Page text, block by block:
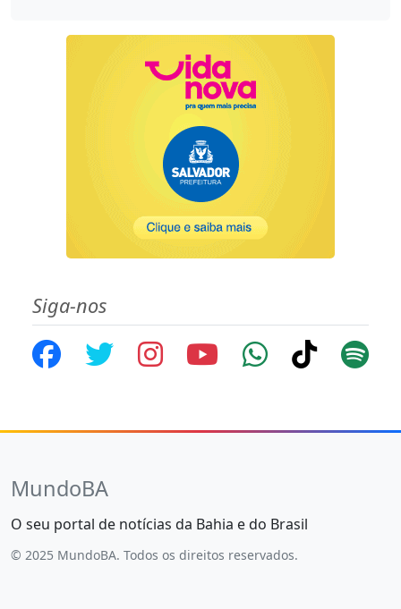
Siga-nos
MundoBA
O seu portal de notícias da Bahia e do Brasil
© 2025 MundoBA. Todos os direitos reservados.